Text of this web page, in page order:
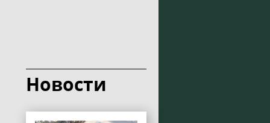
Новости